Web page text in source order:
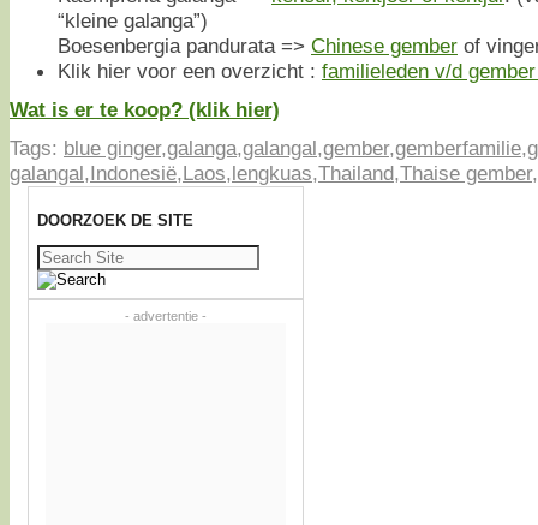
“kleine galanga”)
Boesenbergia pandurata => Chinese gember of
Klik hier voor een overzicht : familieleden v/d
Wat is er te koop? (klik hier)
Tags: blue ginger,galanga,galangal,gember,gemberfamilie,
galangal,Indonesië,Laos,lengkuas,Thailand,Thaise gember,
DOORZOEK DE SITE
Zoeken
naar:
- advertentie -